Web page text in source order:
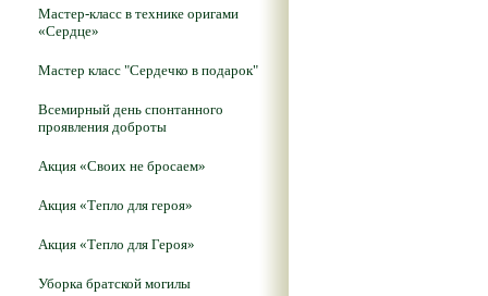
Мастер-класс в технике оригами
«Сердце»
Мастер класс "Сердечко в подарок"
Всемирный день спонтанного
проявления доброты
Акция «Своих не бросаем»
Акция «Тепло для героя»
Акция «Тепло для Героя»
Уборка братской могилы